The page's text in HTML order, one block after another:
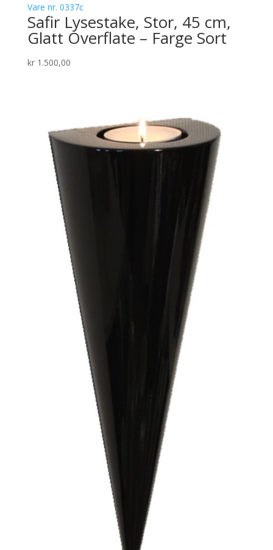
Vare nr. 0337c
Safir Lysestake, Stor, 45 cm,
Glatt Overflate – Farge Sort
kr1.500,00